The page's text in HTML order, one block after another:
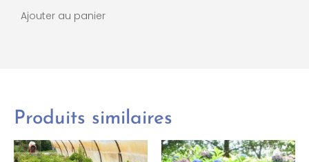
Ajouter au panier
Produits similaires